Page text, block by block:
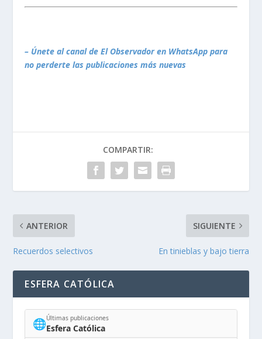
– Únete al canal de El Observador en WhatsApp para
no perderte las publicaciones más nuevas
COMPARTIR:
ANTERIOR
Recuerdos selectivos
SIGUIENTE
En tinieblas y bajo tierra
ESFERA CATÓLICA
🌐Últimas publicaciones
Esfera Católica